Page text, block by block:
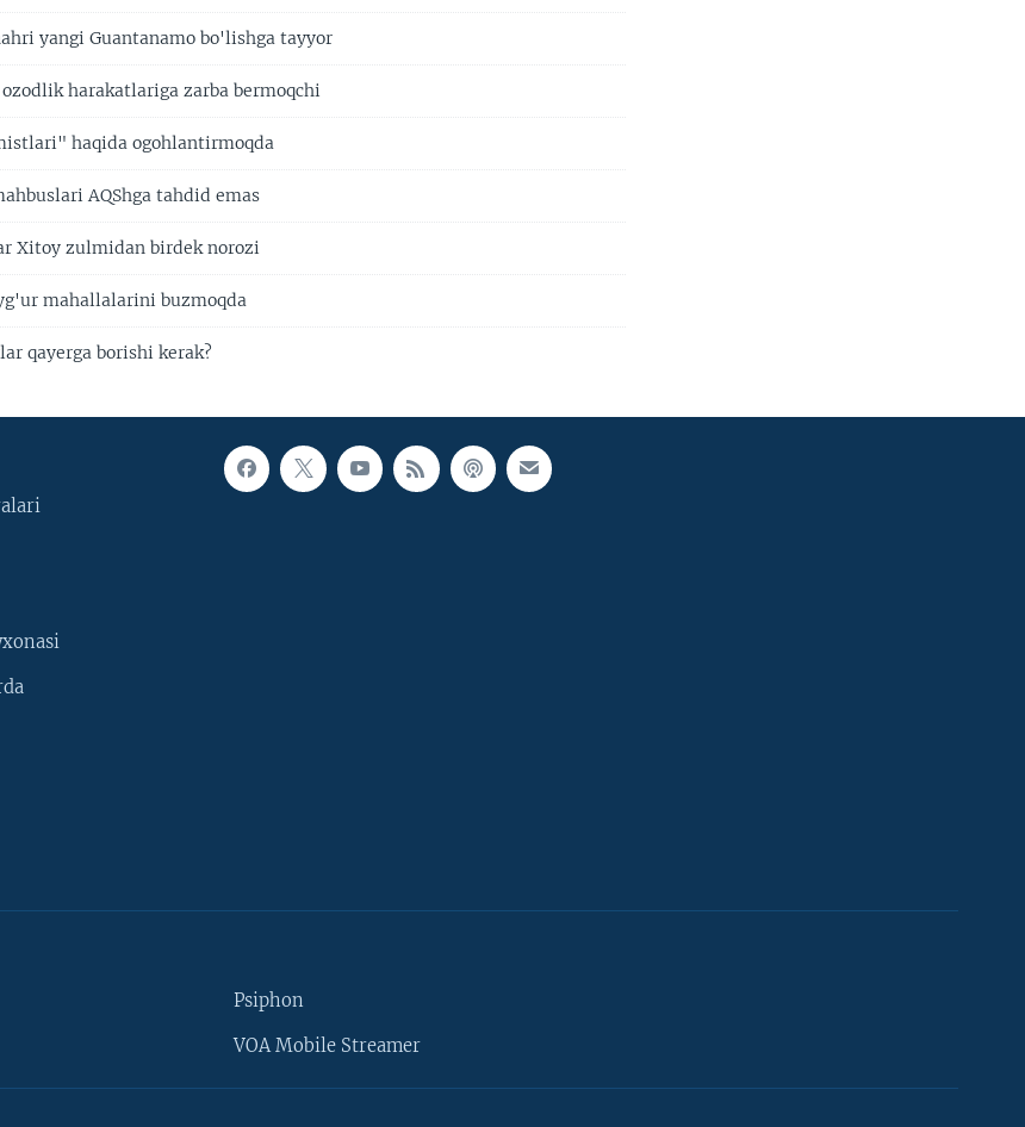
yangi Guantanamo bo'lishga tayyor
harakatlariga zarba bermoqchi
haqida ogohlantirmoqda
AQShga tahdid emas
Xitoy zulmidan birdek norozi
mahallalarini buzmoqda
qayerga borishi kerak?
Psiphon
VOA Mobile Streamer